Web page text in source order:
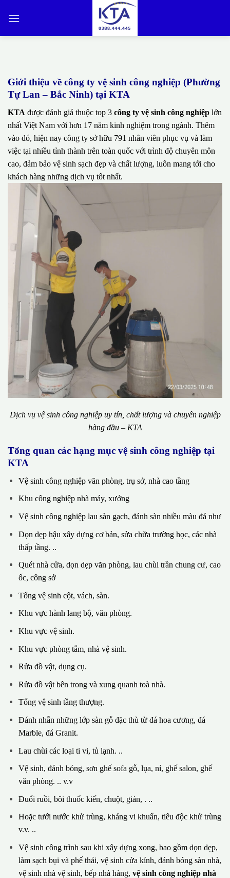
qua
Giới thiệu về công ty vệ sinh công nghiệp (Phường
Tự Lan – Bắc Ninh) tại KTA
KTA được đánh giá thuộc top 3 công ty vệ sinh công nghiệp lớn
nhất Việt Nam với hơn 17 năm kinh nghiệm trong ngành. Thêm
vào đó, hiện nay công ty sở hữu 791 nhân viên phục vụ và làm
việc tại nhiều tỉnh thành trên toàn quốc với trình độ chuyên môn
cao, đảm bảo vệ sinh sạch đẹp và chất lượng, luôn mang tới cho
khách hàng những dịch vụ tốt nhất.
Dịch vụ vệ sinh công nghiệp uy tín, chất lượng và chuyên nghiệp
hàng đầu – KTA
Tổng quan các hạng mục vệ sinh công nghiệp tại
KTA
Vệ sinh công nghiệp văn phòng, trụ sở, nhà cao tầng
Khu công nghiệp nhà máy, xưởng
Vệ sinh công nghiệp lau sàn gạch, đánh sàn nhiều màu đá như
Dọn dẹp hậu xây dựng cơ bản, sửa chữa trường học, các nhà
thấp tầng. ..
Quét nhà cửa, dọn dẹp văn phòng, lau chùi trần chung cư, cao
ốc, công sở
Tổng vệ sinh cột, vách, sàn.
Khu vực hành lang bộ, văn phòng.
Khu vực vệ sinh.
Khu vực phòng tắm, nhà vệ sinh.
Rửa đồ vật, dụng cụ.
Rửa đồ vật bên trong và xung quanh toà nhà.
Tổng vệ sinh tầng thượng.
Đánh nhẵn những lớp sàn gỗ đặc thù từ đá hoa cương, đá
Marble, đá Granit.
Lau chùi các loại ti vi, tủ lạnh. ..
Vệ sinh, đánh bóng, sơn ghế sofa gỗ, lụa, nỉ, ghế salon, ghế
văn phòng. .. v.v
Đuổi ruồi, bôi thuốc kiến, chuột, gián, . ..
Hoặc tưới nước khử trùng, kháng vi khuẩn, tiêu độc khử trùng
v.v. ..
Vệ sinh công trình sau khi xây dựng xong, bao gồm dọn dẹp,
làm sạch bụi và phế thải, vệ sinh cửa kính, đánh bóng sàn nhà,
vệ sinh nhà vệ sinh, bếp nhà hàng, vệ sinh công nghiệp nhà